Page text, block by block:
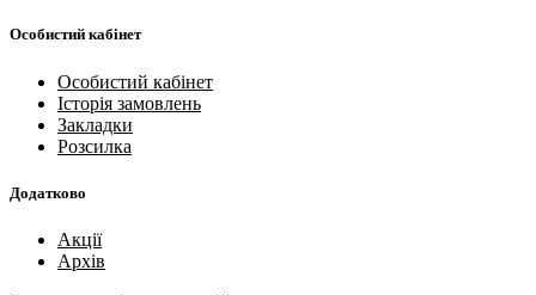
Особистий кабінет
Особистий кабінет
Історія замовлень
Закладки
Розсилка
Додатково
Акції
Архів